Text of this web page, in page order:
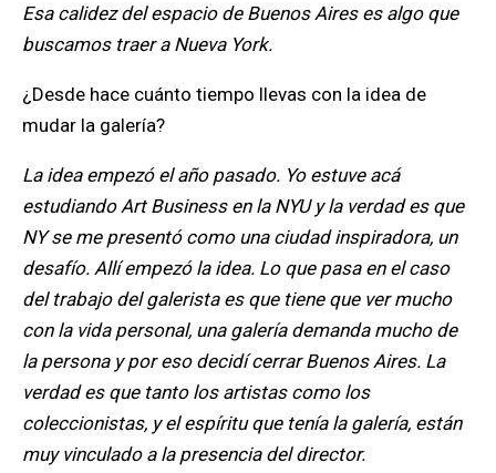
Esa calidez del espacio de Buenos Aires es algo que
buscamos traer a Nueva York.
¿Desde hace cuánto tiempo llevas con la idea de
mudar la galería?
La idea empezó el año pasado. Yo estuve acá
estudiando Art Business en la NYU y la verdad es que
NY se me presentó como una ciudad inspiradora, un
desafío. Allí empezó la idea. Lo que pasa en el caso
del trabajo del galerista es que tiene que ver mucho
con la vida personal, una galería demanda mucho de
la persona y por eso decidí cerrar Buenos Aires. La
verdad es que tanto los artistas como los
coleccionistas, y el espíritu que tenía la galería, están
muy vinculado a la presencia del director.